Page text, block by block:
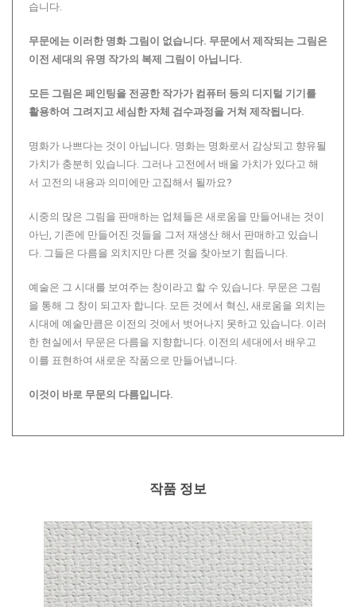
습니다.
무문에는 이러한 명화 그림이 없습니다. 무문에서 제작되는 그림은
이전 세대의 유명 작가의 복제 그림이 아닙니다.
모든 그림은 페인팅을 전공한 작가가 컴퓨터 등의 디지털 기기를
활용하여 그려지고 세심한 자체 검수과정을 거쳐 제작됩니다.
명화가 나쁘다는 것이 아닙니다. 명화는 명화로서 감상되고 향유될
가치가 충분히 있습니다. 그러나 고전에서 배울 가치가 있다고 해
서 고전의 내용과 의미에만 고집해서 될까요?
시중의 많은 그림을 판매하는 업체들은 새로움을 만들어내는 것이
아닌, 기존에 만들어진 것들을 그저 재생산 해서 판매하고 있습니
다. 그들은 다름을 외치지만 다른 것을 찾아보기 힘듭니다.
예술은 그 시대를 보여주는 창이라고 할 수 있습니다. 무문은 그림
을 통해 그 창이 되고자 합니다. 모든 것에서 혁신, 새로움을 외치는
시대에 예술만큼은 이전의 것에서 벗어나지 못하고 있습니다. 이러
한 현실에서 무문은 다름을 지향합니다. 이전의 세대에서 배우고
이를 표현하여 새로운 작품으로 만들어냅니다.
이것이 바로 무문의 다름입니다.
작품 정보